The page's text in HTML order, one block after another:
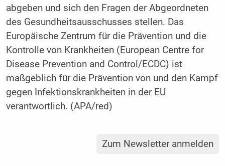
abgeben und sich den Fragen der Abgeordneten
des Gesundheitsausschusses stellen. Das
Europäische Zentrum für die Prävention und die
Kontrolle von Krankheiten (European Centre for
Disease Prevention and Control/ECDC) ist
maßgeblich für die Prävention von und den Kampf
gegen Infektionskrankheiten in der EU
verantwortlich. (APA/red)
Zum Newsletter anmelden